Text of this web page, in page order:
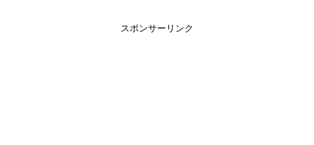
スポンサーリンク